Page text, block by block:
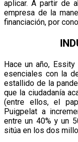
aplicar. A partir de
empresa de la
financiación, por
Hace un año,
esenciales con la
estallido de la
que la ciudadanía
(entre ellos, el
Puigpelat a
entre un 40% y un
sitúa en los dos